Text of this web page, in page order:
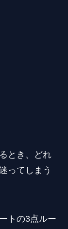
とき、どれ
ってしまう
トの3点ルー